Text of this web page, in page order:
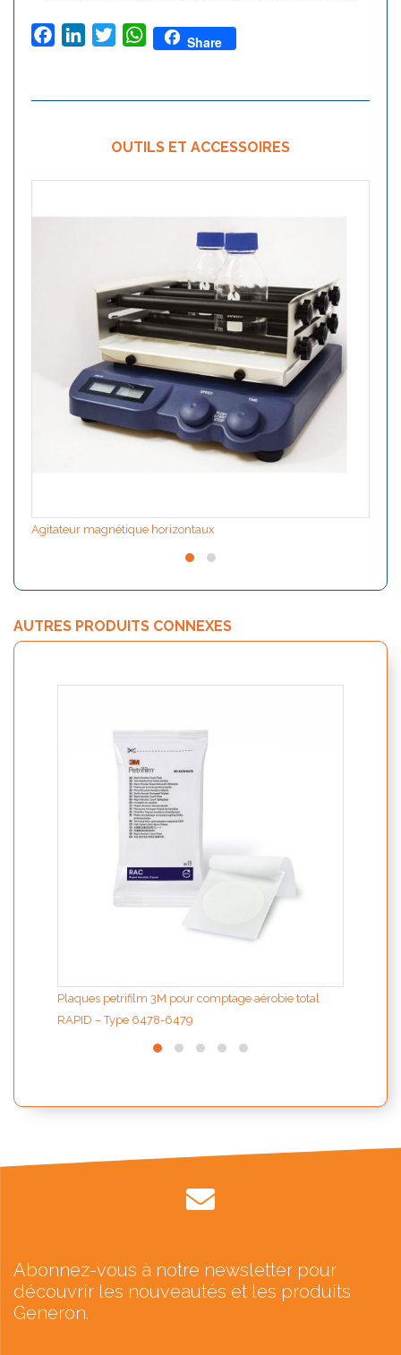
FacebookLinkedInTwitterWhatsApp
Share
OUTILS ET ACCESSOIRES
Agitateur magnétique horizontaux
AUTRES PRODUITS CONNEXES
Plaques petrifilm 3M pour comptage aérobie total
RAPID – Type 6478-6479
Abonnez-vous à notre newsletter pour
découvrir les nouveautés et les produits
Generon.